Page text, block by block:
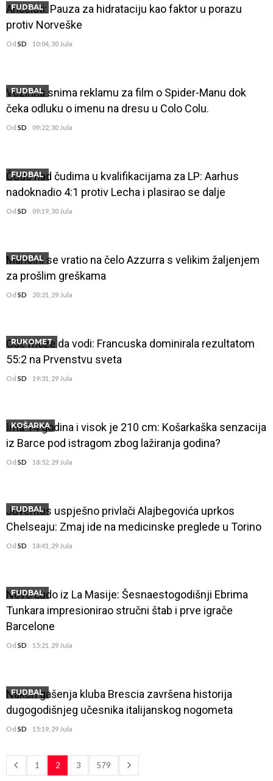
FUDBAL
Anćeloti: Pauza za hidrataciju kao faktor u porazu
protiv Norveške
Od SD 10:04, 30 Jula
FUDBAL
Vozinha snima reklamu za film o Spider-Manu dok
čeka odluku o imenu na dresu u Colo Colu.
Od SD 09:22, 30 Jula
FUDBAL
Čudo nad čudima u kvalifikacijama za LP: Aarhus
nadoknadio 4:1 protiv Lecha i plasirao se dalje
Od SD 09:19, 30 Jula
FUDBAL
Mancini se vratio na čelo Azzurra s velikim žaljenjem
za prošlim greškama
Od SD 20:21, 29 Jula
RUKOMET
Gde može da vodi: Francuska dominirala rezultatom
55:2 na Prvenstvu sveta
Od SD 19:31, 29 Jula
KOŠARKA
Ima 14 godina i visok je 210 cm: Košarkaška senzacija
iz Barce pod istragom zbog lažiranja godina?
Od SD 18:52, 29 Jula
FUDBAL
Juventus uspješno privlači Alajbegovića uprkos
Chelseaju: Zmaj ide na medicinske preglede u Torino
Od SD 18:41, 29 Jula
FUDBAL
Novo čudo iz La Masije: Šesnaestogodišnji Ebrima
Tunkara impresionirao stručni štab i prve igrače
Barcelone
Od SD 15:21, 29 Jula
FUDBAL
Nakon gašenja kluba Brescia završena historija
dugogodišnjeg učesnika italijanskog nogometa
Od SD 15:19, 29 Jula
1 2 3 579